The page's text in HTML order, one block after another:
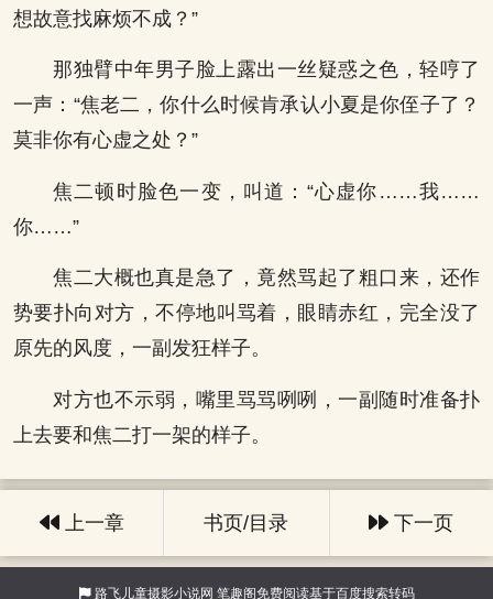
想故意找麻烦不成？”
那独臂中年男子脸上露出一丝疑惑之色，轻哼了
一声：“焦老二，你什么时候肯承认小夏是你侄子了？
莫非你有心虚之处？”
焦二顿时脸色一变，叫道：“心虚你……我……
你……”
焦二大概也真是急了，竟然骂起了粗口来，还作
势要扑向对方，不停地叫骂着，眼睛赤红，完全没了
原先的风度，一副发狂样子。
对方也不示弱，嘴里骂骂咧咧，一副随时准备扑
上去要和焦二打一架的样子。
上一章 书页/目录 下一页
路飞儿童摄影小说网 笔趣阁免费阅读基于百度搜索转码